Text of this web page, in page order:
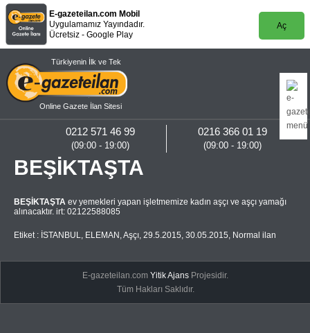
E-gazeteilan.com Mobil
Uygulamamız Yayındadır.
Ücretsiz - Google Play
Aç
Türkiyenin İlk ve Tek
Online Gazete İlan Sitesi
0216 366 01 19
(09:00 - 19:00)
0212 571 46 99
(09:00 - 19:00)
BEŞİKTAŞTA
BEŞİKTAŞTA ev yemekleri yapan işletmemize kadın aşçı ve aşçı yamağı
alınacaktır. irt: 02122588085
Etiket : İSTANBUL, ELEMAN ,Aşçı, 29.5.2015, 30.05.2015, Normal ilan
E-gazeteilan.comYitik Ajans Projesidir.
Tüm Hakları Saklıdır.